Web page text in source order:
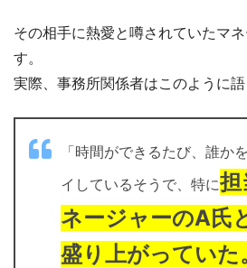
その相手に熱愛と噂されていたマ
す。
実際、事務所関係者はこのように語
「時間ができるたび、誰か
イしているそうで、特に担
ネージャーのA氏
盛り上がっていた